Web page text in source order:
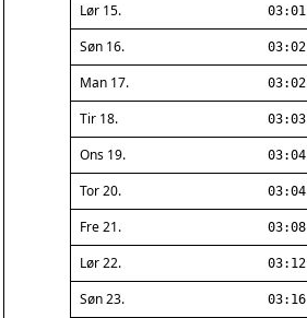
Lør 15. 03:01
Søn 16. 03:02
Man 17. 03:02
Tir 18. 03:03
Ons 19. 03:04
Tor 20. 03:04
Fre 21. 03:08
Lør 22. 03:12
Søn 23. 03:16